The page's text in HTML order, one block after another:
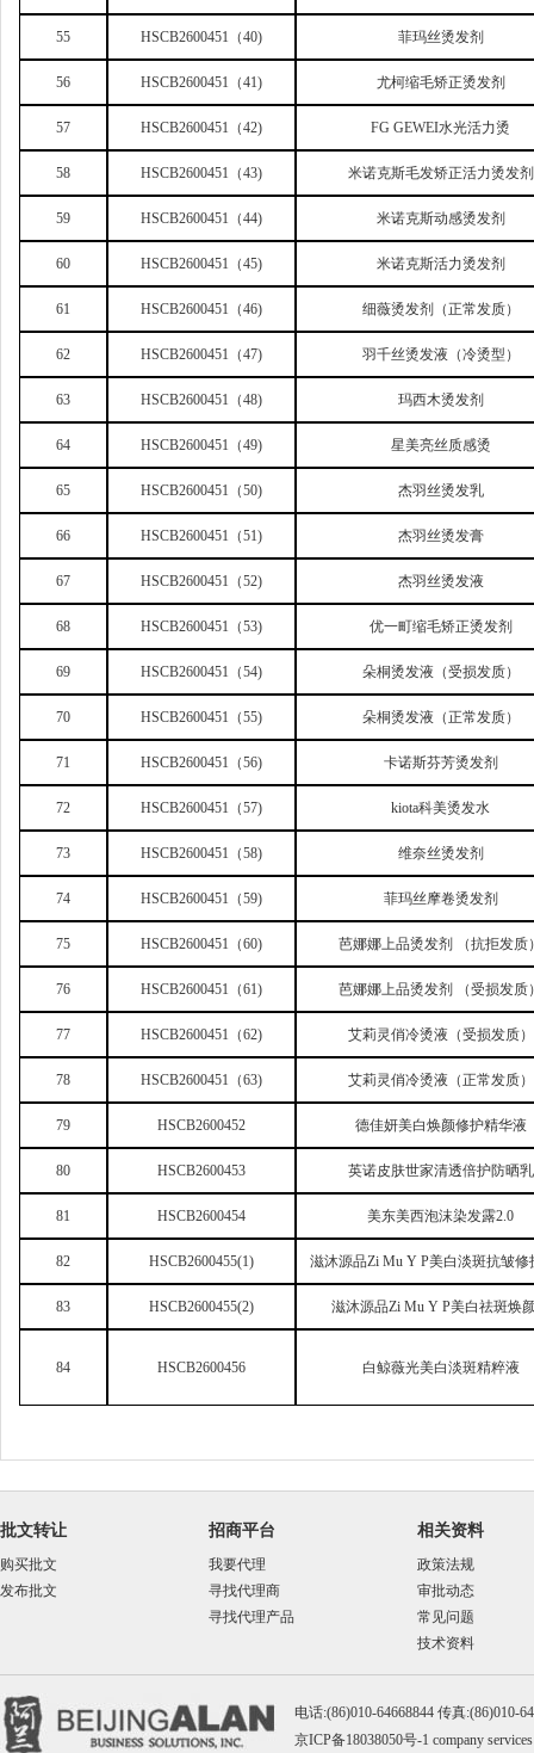
55 HSCB2600451 （40) 菲玛丝烫发剂
56 HSCB2600451 （41) 尤柯缩毛矫正烫发剂
57 HSCB2600451 （42) FG GEWEI水光活力烫
58 HSCB2600451 （43) 米诺克斯毛发矫正活力烫发剂
59 HSCB2600451 （44) 米诺克斯动感烫发剂
60 HSCB2600451 （45) 米诺克斯活力烫发剂
61 HSCB2600451 （46) 细薇烫发剂（正常发质）
62 HSCB2600451 （47) 羽千丝烫发液（冷烫型）
63 HSCB2600451 （48) 玛西木烫发剂
64 HSCB2600451 （49) 星美亮丝质感烫
65 HSCB2600451 （50) 杰羽丝烫发乳
66 HSCB2600451 （51) 杰羽丝烫发膏
67 HSCB2600451 （52) 杰羽丝烫发液
68 HSCB2600451 （53) 优一町缩毛矫正烫发剂
69 HSCB2600451 （54) 朵桐烫发液（受损发质）
70 HSCB2600451 （55) 朵桐烫发液（正常发质）
71 HSCB2600451 （56) 卡诺斯芬芳烫发剂
72 HSCB2600451 （57) kiota科美烫发水
73 HSCB2600451 （58) 维奈丝烫发剂
74 HSCB2600451 （59) 菲玛丝摩卷烫发剂
75 HSCB2600451 （60) 芭娜娜上品烫发剂 （抗拒发质
76 HSCB2600451 （61) 芭娜娜上品烫发剂 （受损发质
77 HSCB2600451 （62) 艾莉灵俏冷烫液（受损发质）
78 HSCB2600451 （63) 艾莉灵俏冷烫液（正常发质）
79 HSCB2600452 德佳妍美白焕颜修护精华液
80 HSCB2600453 英诺皮肤世家清透倍护防晒乳
81 HSCB2600454 美东美西泡沫染发露2.0
82 HSCB2600455(1) 滋沐源品Zi Mu Y P美白淡斑抗皱修
83 HSCB2600455(2) 滋沐源品Zi Mu Y P美白祛斑焕
84 HSCB2600456 白鲸薇光美白淡斑精粹液
批文转让
购买批文
发布批文
招商平台
我要代理
寻找代理商
寻找代理产品
相关资料
政策法规
审批动态
常见问题
技术资料
电话:(86)010-64668844 传真:(86)010-
京ICP备18038050号-1 company